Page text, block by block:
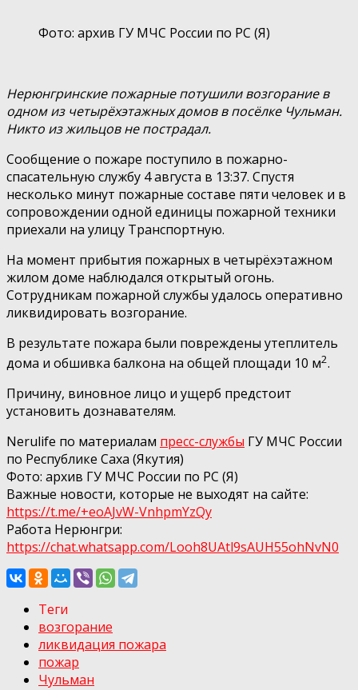
Фото: архив ГУ МЧС России по РС (Я)
Нерюнгринские пожарные потушили возгорание в
одном из четырёхэтажных домов в посёлке Чульман.
Никто из жильцов не пострадал.
Сообщение о пожаре поступило в пожарно-
спасательную службу 4 августа в 13:37. Спустя
несколько минут пожарные составе пяти человек и в
сопровождении одной единицы пожарной техники
приехали на улицу Транспортную.
На момент прибытия пожарных в четырёхэтажном
жилом доме наблюдался открытый огонь.
Сотрудникам пожарной службы удалось оперативно
ликвидировать возгорание.
В результате пожара были повреждены утеплитель
дома и обшивка балкона на общей площади 10 м2.
Причину, виновное лицо и ущерб предстоит
установить дознавателям.
Nerulife по материалам пресс-службы ГУ МЧС России
по Республике Саха (Якутия)
Фото: архив ГУ МЧС России по РС (Я)
Важные новости, которые не выходят на сайте:
https://t.me/+eoAJvW-VnhpmYzQy
Работа Нерюнгри:
https://chat.whatsapp.com/Looh8UAtl9sAUH55ohNvN0
Теги
возгорание
ликвидация пожара
пожар
Чульман